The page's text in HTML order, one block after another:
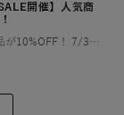
開催】人気商
人気の対象商品が10%OFF！ 7/3〜7/17の2週間限定！ お部屋やアウトドアで快適な夏を過ごすために特別セールを開催します！ お得なこの機会にぜひチェックしてみてくださいね🎶 ゴミ箱（ダストボックス） […]